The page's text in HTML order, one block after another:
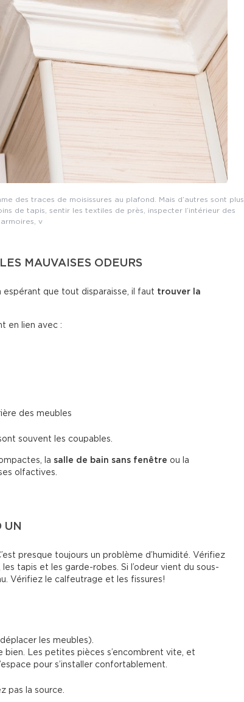
des traces de moisissures au plafond. Mais d’autres sont plus
de tapis, sentir les textiles de près, inspecter l’intérieur des
armoires, v
MAUVAISES ODEURS
espérant que tout disparaisse, il faut trouver la
en lien avec :
des meubles
souvent les coupables.
la salle de bain sans fenêtre ou la
olfactives.
UN
presque toujours un problème d’humidité. Vérifiez
tapis et les garde-robes. Si l’odeur vient du sous-
Vérifiez le calfeutrage et les fissures!
les meubles).
bien. Les petites pièces s’encombrent vite, et
pour s’installer confortablement.
pas la source.